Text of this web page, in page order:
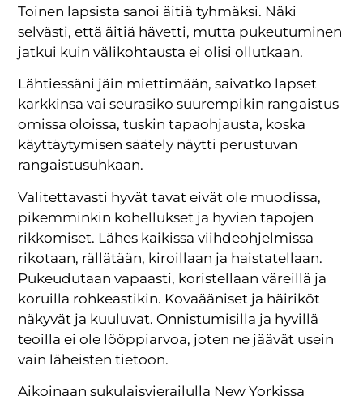
Toinen lapsista sanoi äitiä tyhmäksi. Näki
selvästi, että äitiä hävetti, mutta pukeutuminen
jatkui kuin välikohtausta ei olisi ollutkaan.
Lähtiessäni jäin miettimään, saivatko lapset
karkkinsa vai seurasiko suurempikin rangaistus
omissa oloissa, tuskin tapaohjausta, koska
käyttäytymisen säätely näytti perustuvan
rangaistusuhkaan.
Valitettavasti hyvät tavat eivät ole muodissa,
pikemminkin kohellukset ja hyvien tapojen
rikkomiset. Lähes kaikissa viihdeohjelmissa
rikotaan, rällätään, kiroillaan ja haistatellaan.
Pukeudutaan vapaasti, koristellaan väreillä ja
koruilla rohkeastikin. Kovaääniset ja häiriköt
näkyvät ja kuuluvat. Onnistumisilla ja hyvillä
teoilla ei ole lööppiarvoa, joten ne jäävät usein
vain läheisten tietoon.
Aikoinaan sukulaisvierailulla New Yorkissa